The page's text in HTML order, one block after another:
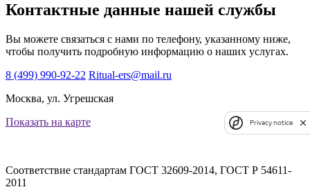
Контактные данные нашей службы
Вы можете связаться с нами по телефону, указанному ниже,
чтобы получить подробную информацию о наших услугах.
8 (499) 990-92-22 Ritual-ers@mail.ru
Москва, ул. Угрешская
Показать на карте
Соответствие стандартам ГОСТ 32609-2014, ГОСТ Р 54611-
2011
Privacy notice